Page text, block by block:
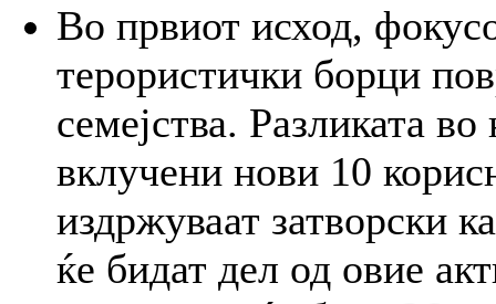
Во првиот исход,
терористички борци
семејства. Разликата
вклучени нови 10
издржуваат затворски
ќе бидат дел од овие